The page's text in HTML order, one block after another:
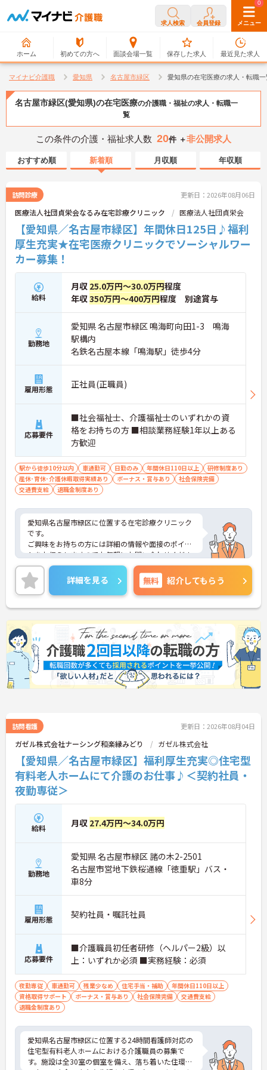
求人検索 会員登録 メニュー
ホーム 初めての方へ 面談会場一覧
0
保存した求人
0
最近見た求人
マイナビ介護職 愛知県 名古屋市緑区 愛知県の在宅医療の求人・転職一
名古屋市緑区(愛知県)の在宅医療の介護職・福祉の求人・転職一
覧
この条件の介護・福祉求人数 20件 ＋非公開求人
おすすめ順 新着順 月収順 年収順
訪問診療 更新日：2026年08月06日
医療法人社団貞栄会なるみ在宅診療クリニック 医療法人社団貞栄会
【愛知県／名古屋市緑区】年間休日125日♪福利
厚生充実★在宅医療クリニックでソーシャルワー
カー募集！
給料
月収 25.0万円～30.0万円程度
年収350万円～400万円程度 別途賞与
勤務地
愛知県 名古屋市緑区 鳴海町向田1-3 鳴海
駅構内
名鉄名古屋本線「鳴海駅」徒歩4分
雇用形態 正社員(正職員)
応募要件
■社会福祉士、介護福祉士のいずれかの資
格をお持ちの方 ■相談業務経験1年以上ある
方歓迎
駅から徒歩10分以内 車通勤可 日勤のみ 年間休日110日以上
研修制度あり
産休･育休･介護休暇取得実績あり
ボーナス・賞与あり
社会保険完備
交通費支給
退職金制度あり
愛知県名古屋市緑区に位置する在宅診療クリニック
です。
ご興味をお持ちの方には詳細の情報や面接のポイン
トをお伝えしますのでお気軽にお問い合わせくださ
いませ。
詳細を見る 無料 紹介してもらう
訪問看護 更新日：2026年08月04日
ガゼル株式会社ナーシング和楽縁みどり ガゼル株式会社
【愛知県／名古屋市緑区】福利厚生充実◎住宅型
有料老人ホームにて介護のお仕事♪＜契約社員・
夜勤専従＞
給料 月収 27.4万円～34.0万円
勤務地
愛知県 名古屋市緑区 諸の木2-2501
名古屋市営地下鉄桜通線「徳重駅」バス・
車8分
雇用形態 契約社員・嘱託社員
応募要件
■介護職員初任者研修（ヘルパー2級）以
上：いずれか必須 ■実務経験：必須
夜勤専従 車通勤可 残業少なめ 住宅手当・補助
年間休日110日以上
資格取得サポート
ボーナス・賞与あり 社会保険完備
交通費支給
退職金制度あり
愛知県名古屋市緑区に位置する24時間看護師対応の
住宅型有料老人ホームにおける介護職員の募集で
す。施設は全30室の個室を備え、落ち着いた住環境